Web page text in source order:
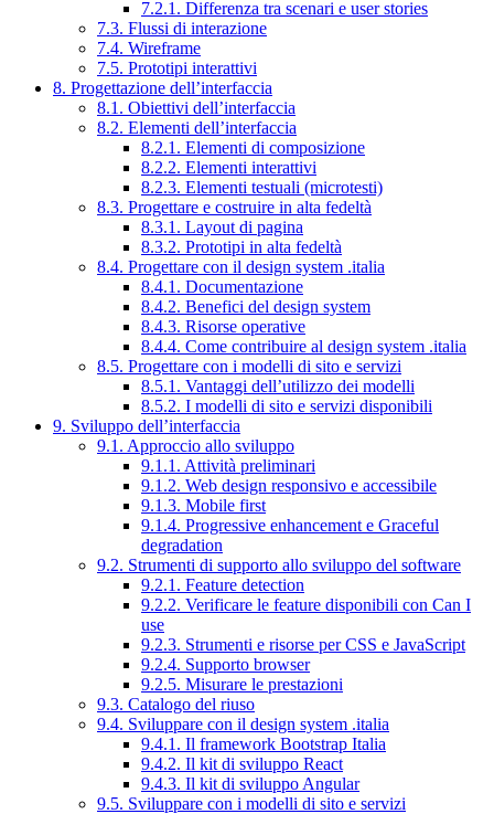
7.2.1. Differenza tra scenari e user stories
7.3. Flussi di interazione
7.4. Wireframe
7.5. Prototipi interattivi
8. Progettazione dell’interfaccia
8.1. Obiettivi dell’interfaccia
8.2. Elementi dell’interfaccia
8.2.1. Elementi di composizione
8.2.2. Elementi interattivi
8.2.3. Elementi testuali (microtesti)
8.3. Progettare e costruire in alta fedeltà
8.3.1. Layout di pagina
8.3.2. Prototipi in alta fedeltà
8.4. Progettare con il design system .italia
8.4.1. Documentazione
8.4.2. Benefici del design system
8.4.3. Risorse operative
8.4.4. Come contribuire al design system .italia
8.5. Progettare con i modelli di sito e servizi
8.5.1. Vantaggi dell’utilizzo dei modelli
8.5.2. I modelli di sito e servizi disponibili
9. Sviluppo dell’interfaccia
9.1. Approccio allo sviluppo
9.1.1. Attività preliminari
9.1.2. Web design responsivo e accessibile
9.1.3. Mobile first
9.1.4. Progressive enhancement e Graceful
degradation
9.2. Strumenti di supporto allo sviluppo del software
9.2.1. Feature detection
9.2.2. Verificare le feature disponibili con Can I
use
9.2.3. Strumenti e risorse per CSS e JavaScript
9.2.4. Supporto browser
9.2.5. Misurare le prestazioni
9.3. Catalogo del riuso
9.4. Sviluppare con il design system .italia
9.4.1. Il framework Bootstrap Italia
9.4.2. Il kit di sviluppo React
9.4.3. Il kit di sviluppo Angular
9.5. Sviluppare con i modelli di sito e servizi